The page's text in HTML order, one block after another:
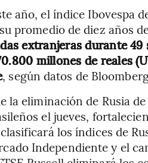
año, el índice Ibovespa
promedio de diez años de
extranjeras durante
millones de reales
, según datos de
la eliminación de Rusia
el jueves,
los índices de
Independiente y el